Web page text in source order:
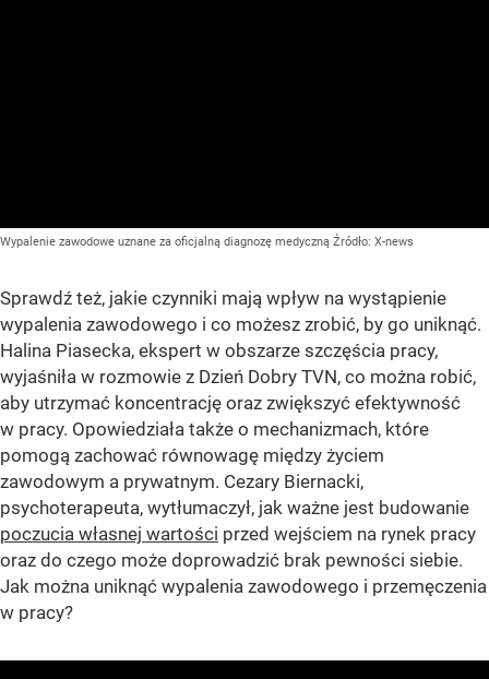
Wypalenie zawodowe uznane za oficjalną diagnozę medyczną Źródło: X-news
Sprawdź też, jakie czynniki mają wpływ na wystąpienie
wypalenia zawodowego i co możesz zrobić, by go uniknąć.
Halina Piasecka, ekspert w obszarze szczęścia pracy,
wyjaśniła w rozmowie z Dzień Dobry TVN, co można robić,
aby utrzymać koncentrację oraz zwiększyć efektywność
w pracy. Opowiedziała także o mechanizmach, które
pomogą zachować równowagę między życiem
zawodowym a prywatnym. Cezary Biernacki,
psychoterapeuta, wytłumaczył, jak ważne jest budowanie
poczucia własnej wartości przed wejściem na rynek pracy
oraz do czego może doprowadzić brak pewności siebie.
Jak można uniknąć wypalenia zawodowego i przemęczenia
w pracy?